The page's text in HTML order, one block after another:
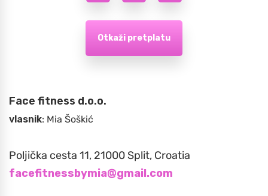
Otkaži pretplatu
Face fitness d.o.o.
vlasnik: Mia Šoškić
Poljička cesta 11, 21000 Split, Croatia
facefitnessbymia@gmail.com